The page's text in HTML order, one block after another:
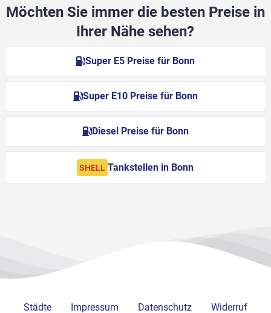
Möchten Sie immer die besten Preise in
Ihrer Nähe sehen?
Super E5 Preise für Bonn
Super E10 Preise für Bonn
Diesel Preise für Bonn
SHELL Tankstellen in Bonn
Städte Impressum Datenschutz Widerruf